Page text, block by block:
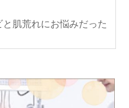
肌荒れにお悩みだった